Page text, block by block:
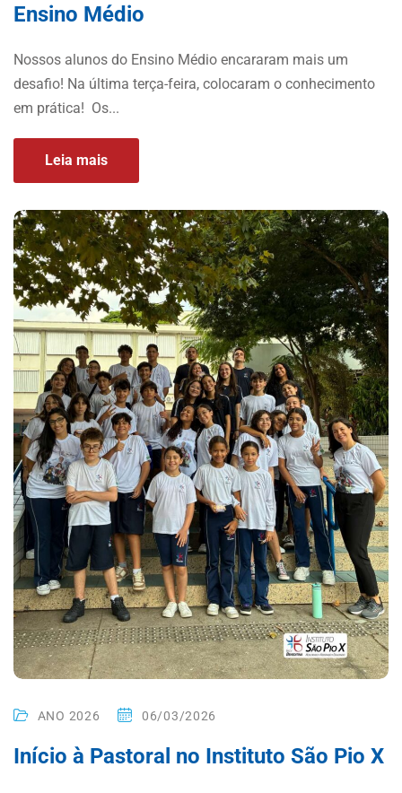
Ensino Médio
Nossos alunos do Ensino Médio encararam mais um
desafio! Na última terça-feira, colocaram o conhecimento
em prática! Os...
Leia mais
ANO 2026 06/03/2026
Início à Pastoral no Instituto São Pio X